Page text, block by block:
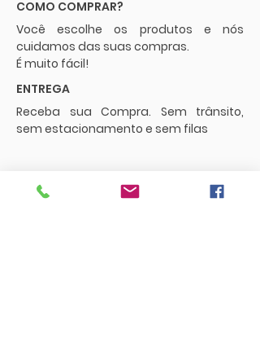
COMO COMPRAR?
Você escolhe os produtos e nós
cuidamos das suas compras.
É muito fácil!
ENTREGA
Receba sua Compra. Sem trânsito,
sem estacionamento e sem filas